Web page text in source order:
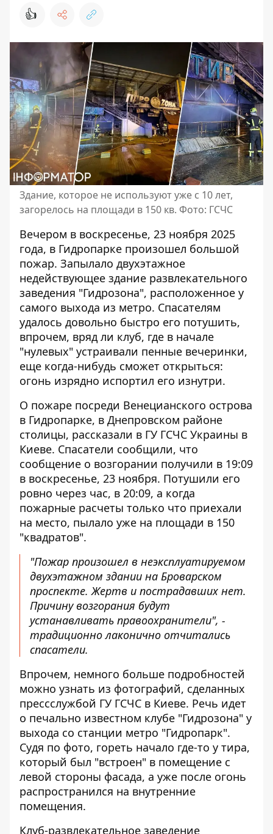
👍
Здание, которое не используют уже с 10 лет,
загорелось на площади в 150 кв. Фото: ГСЧС
Вечером в воскресенье, 23 ноября 2025
года, в Гидропарке произошел большой
пожар. Запылало двухэтажное
недействующее здание развлекательного
заведения "Гидрозона", расположенное у
самого выхода из метро. Спасателям
удалось довольно быстро его потушить,
впрочем, вряд ли клуб, где в начале
"нулевых" устраивали пенные вечеринки,
еще когда-нибудь сможет открыться:
огонь изрядно испортил его изнутри.
О пожаре посреди Венецианского острова
в Гидропарке, в Днепровском районе
столицы, рассказали в ГУ ГСЧС Украины в
Киеве. Спасатели сообщили, что
сообщение о возгорании получили в 19:09
в воскресенье, 23 ноября. Потушили его
ровно через час, в 20:09, а когда
пожарные расчеты только что приехали
на место, пылало уже на площади в 150
"квадратов".
"Пожар произошел в неэксплуатируемом
двухэтажном здании на Броварском
проспекте. Жертв и пострадавших нет.
Причину возгорания будут
устанавливать правоохранители", -
традиционно лаконично отчитались
спасатели.
Впрочем, немного больше подробностей
можно узнать из фотографий, сделанных
прессслужбой ГУ ГСЧС в Киеве. Речь идет
о печально известном клубе "Гидрозона" у
выхода со станции метро "Гидропарк".
Судя по фото, гореть начало где-то у тира,
который был "встроен" в помещение с
левой стороны фасада, а уже после огонь
распространился на внутренние
помещения.
Клуб-развлекательное заведение